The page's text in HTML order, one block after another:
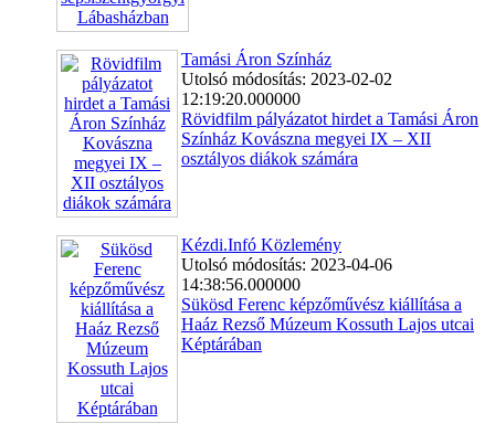
Tamási Áron Színház
Utolsó módosítás: 2023-02-02
12:19:20.000000
Rövidfilm pályázatot hirdet a Tamási Áron
Színház Kovászna megyei IX – XII
osztályos diákok számára
Kézdi.Infó Közlemény
Utolsó módosítás: 2023-04-06
14:38:56.000000
Sükösd Ferenc képzőművész kiállítása a
Haáz Rezső Múzeum Kossuth Lajos utcai
Képtárában